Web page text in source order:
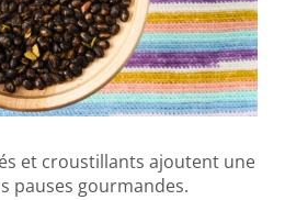
et croustillants ajoutent une
pauses gourmandes.